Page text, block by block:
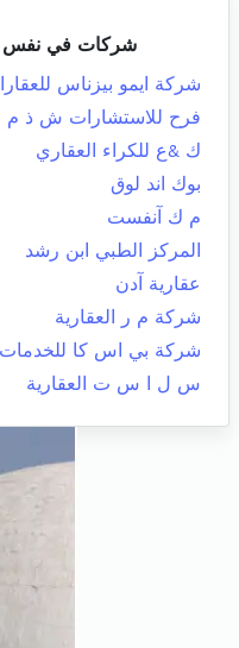
شركات في نفس
شركة ايمو بيزناس
فرح للاستشارات ش ذ م
ك &ع للكراء العقاري
بوك اند لوق
م ك آنفست
المركز الطبي ابن رشد
عقارية آدن
شركة م ر العقارية
شركة بي اس كا للخدمات
س ل ا س ت العقارية